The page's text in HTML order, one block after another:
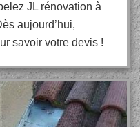
JL rénovation à
aujourd’hui,
savoir votre devis !